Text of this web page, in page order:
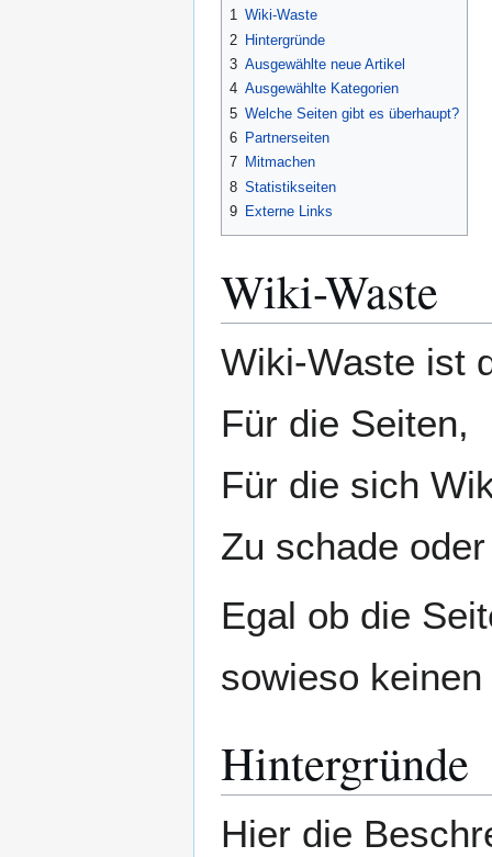
1 Wiki-Waste
2 Hintergründe
3 Ausgewählte neue Artikel
4 Ausgewählte Kategorien
5 Welche Seiten gibt es überhaupt?
6 Partnerseiten
7 Mitmachen
8 Statistikseiten
9 Externe Links
Wiki-Waste
Wiki-Waste ist
Für die Seiten,
Für die sich
Zu schade
Egal ob die
sowieso
Hintergründe
Hier die